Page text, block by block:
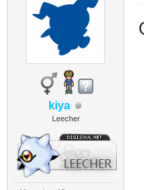
kiya
Leecher